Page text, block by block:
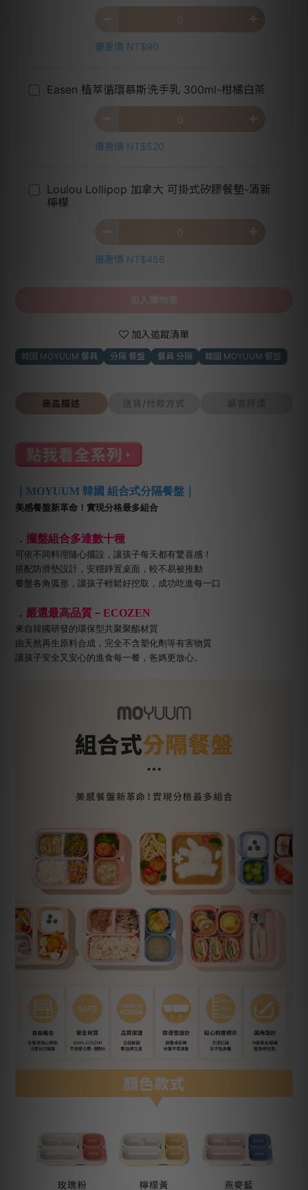
優惠價 NT$90
Easen 植萃循環慕斯洗手乳 300ml-柑橘白茶
優惠價 NT$520
Loulou Lollipop 加拿大 可掛式矽膠餐墊-清新
檸檬
優惠價 NT$456
加入追蹤清單
韓國 MOYUUM 餐具 分隔 餐盤 餐具 分隔 韓國 MOYUUM 餐盤
商品描述 送貨/付款方式
｜MOYUUM 韓國 組合式分隔餐盤｜
美感餐盤新革命！實現分格最多組合
．擺盤組合多達數十種
可依不同料理隨心擺設，讓孩子每天都有驚喜感！
搭配防滑墊設計，安穩靜置桌面，較不易被推動
餐盤各角弧形，讓孩子輕鬆好挖取，成功吃進每一口
．嚴選最高品質－ECOZEN
來自韓國研發的環保型共聚聚酯材質
由天然再生原料合成，完全不含塑化劑等有害物質
讓孩子安全又安心的進食每一餐，爸媽更放心。